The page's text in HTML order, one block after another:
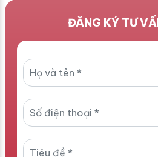
ĐĂNG KÝ TƯ